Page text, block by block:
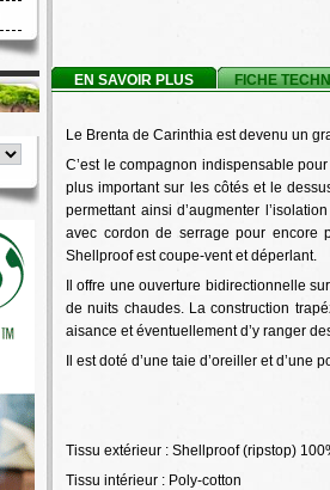
EN SAVOIR PLUS FICHE
Le Brenta de Carinthia est devenu un
C’est le compagnon indispensable
plus important sur les côtés et le
permettant ainsi d’augmenter
avec cordon de serrage pour encore
Shellproof est coupe-vent et déperlant.
Il offre une ouverture bidirectionnelle
de nuits chaudes. La construction
aisance et éventuellement d’y ranger
Il est doté d’une taie d’oreiller et d’une
Tissu extérieur : Shellproof (ripstop)
Tissu intérieur : Poly-cotton